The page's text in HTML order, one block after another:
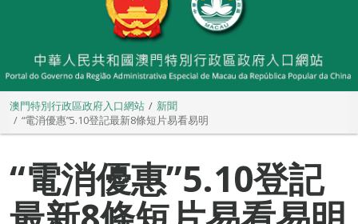
澳門特別行政區政府入口網站
新聞
“電消優惠”5.10登記最新8條短片易看易明
“電消優惠”5.10登記